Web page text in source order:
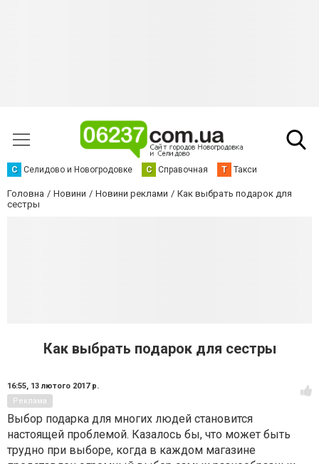
С Селидово и Новогродовке С Справочная Т Такси
Головна Новини Новини реклами
Как выбрать подарок для
сестры
Как выбрать подарок для сестры
16:55, 13 лютого 2017 р.
Реклама
Выбор подарка для многих людей становится
настоящей проблемой. Казалось бы, что может быть
трудно при выборе, когда в каждом магазине